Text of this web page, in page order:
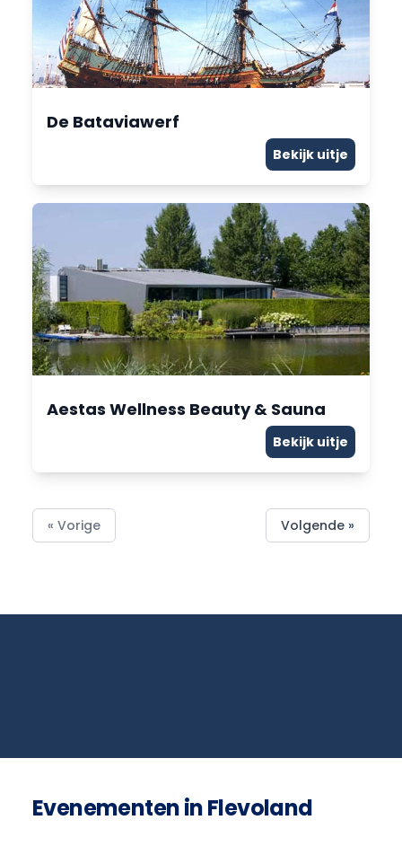
De Bataviawerf
Bekijk uitje
Aestas Wellness Beauty & Sauna
Bekijk uitje
« Vorige Volgende »
Evenementen in Flevoland